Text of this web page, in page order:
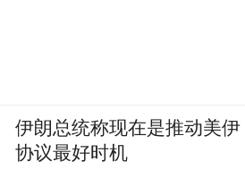
伊朗总统称现在是推动美伊
协议最好时机